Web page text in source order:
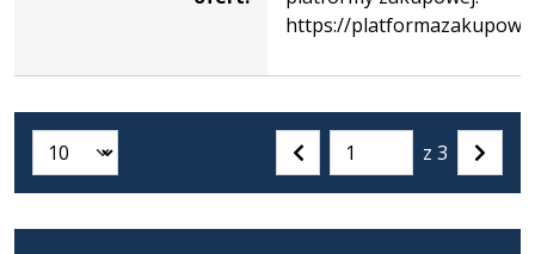
https://
Liczba artykułów na stronie:
Poprzednia
Przejdź
do
z 3